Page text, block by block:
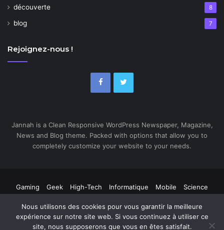
découverte 8
blog 7
Rejoignez-nous !
Jannah is a Clean Responsive WordPress Newspaper, Magazine,
News and Blog theme. Packed with options that allow you to
completely customize your website to your needs.
Gaming Geek High-Tech Informatique Mobile
Science
Web
Nous utilisons des cookies pour vous garantir la meilleure
expérience sur notre site web. Si vous continuez à utiliser ce
site, nous supposerons que vous en êtes satisfait.